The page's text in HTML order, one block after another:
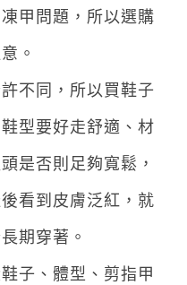
甲問題，所以選購
。
不同，所以買鞋子
型要好走舒適、材
是否則足夠寬鬆，
看到皮膚泛紅，就
期穿著。
子、體型、剪指甲